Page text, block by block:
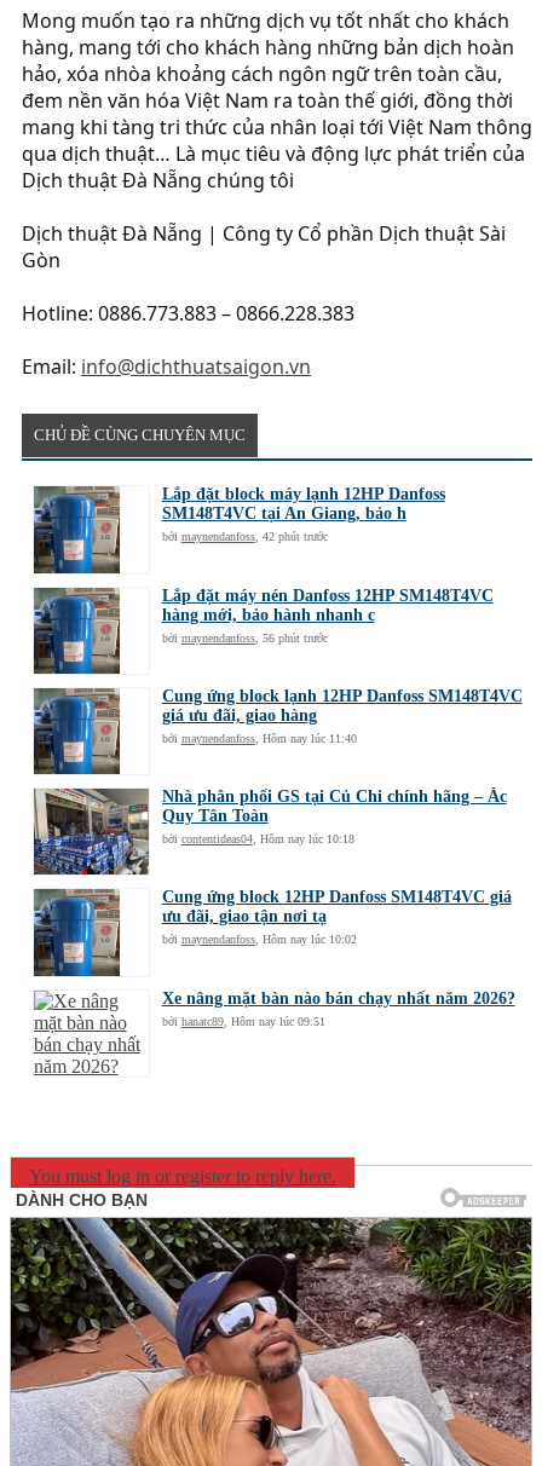
Mong muốn tạo ra những dịch vụ tốt nhất cho khách
hàng, mang tới cho khách hàng những bản dịch hoàn
hảo, xóa nhòa khoảng cách ngôn ngữ trên toàn cầu,
đem nền văn hóa Việt Nam ra toàn thế giới, đồng thời
mang khi tàng tri thức của nhân loại tới Việt Nam thông
qua dịch thuật… Là mục tiêu và động lực phát triển của
Dịch thuật Đà Nẵng chúng tôi
Dịch thuật Đà Nẵng | Công ty Cổ phần Dịch thuật Sài
Gòn
Hotline: 0886.773.883 – 0866.228.383
Email: info@dichthuatsaigon.vn
CHỦ ĐỀ CÙNG CHUYÊN MỤC
Lắp đặt block máy lạnh 12HP Danfoss
SM148T4VC tại An Giang, bảo h
bởi maynendanfoss, 42 phút trước
Lắp đặt máy nén Danfoss 12HP SM148T4VC
hàng mới, bảo hành nhanh c
bởi maynendanfoss, 56 phút trước
Cung ứng block lạnh 12HP Danfoss SM148T4VC
giá ưu đãi, giao hàng
bởi maynendanfoss, Hôm nay lúc 11:40
Nhà phân phối GS tại Củ Chi chính hãng – Ắc
Quy Tân Toàn
bởi contentideas04, Hôm nay lúc 10:18
Cung ứng block 12HP Danfoss SM148T4VC giá
ưu đãi, giao tận nơi tạ
bởi maynendanfoss, Hôm nay lúc 10:02
Xe nâng mặt bàn nào bán chạy nhất năm 2026?
bởi hanatc89, Hôm nay lúc 09:51
You must log in or register to reply here.